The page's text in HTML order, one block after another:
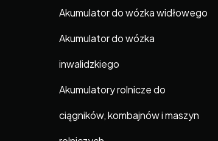
Akumulator do wózka widłowego
Akumulator do wózka
inwalidzkiego
Akumulatory rolnicze do
ciągników, kombajnów i maszyn